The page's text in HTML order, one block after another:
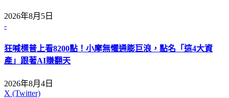
2026年8月5日
-
狂喊標普上看8200點！小摩無懼通膨巨浪，點名「這4大資
產」跟著AI賺翻天
2026年8月4日
X (Twitter)